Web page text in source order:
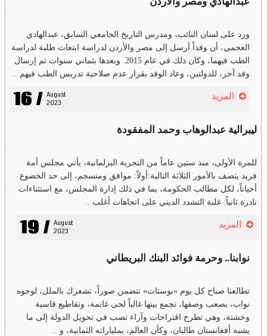
ورد على لسان النائب، ومدرس التاريخ الجامعي السابق، عبدالهادي
العجمي، أن وفداً أرسل إلى مصر والأردن لدراسة ابتعاث طلبة لدراسة
الطب فيهما، وكان ذلك في عام 2015. وبعدها بثماني سنوات تم إرسال
وفد آخر، للدولتين، وعاد الوفد بقرار عدم صلاحية تدريس الطب فيهم ..
16 / August
2023
المزيد
ليبرالية عبدالوهاب وحمد المفقودة
للمرة الأولى، منذ ستين عاماً من التجربة البرلمانية، يأتي مجلس أمة
فريد يتصف بالأمور الثلاثة التالية:أولاً: موافق ومنسجم، إلى حد الخضوع
أحياناً، لكل مطالب الحكومة، بما في ذلك إدارة المجلس، مع استثناءات
نادرة.ثانياً: غلبة التشدد الديني على اتجاهات أغلب ..
19 / August
2023
المزيد
نوابنا.. وحرمة فوائد البنك البريطاني
تطالعنا صباح كل يوم «بوستات» تتضمن صوراً، تشعرك بالملل، لوجوه
نواب، يصعب وصفها، تجمع بينها غالباً لحى غانمة، وتقاطيع قاسية
وخشنة، وهي تطرح اقتراحات وآراء تصب في تحويل الدولة إلى ما
يشبه أفغانستان طالبان، وكأن العالم، بملياراته الثمانية، و ..